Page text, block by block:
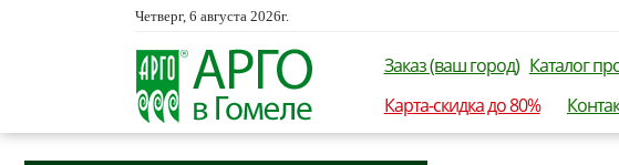
Четверг, 6 августа 2026г.
Заказ (ваш город) Каталог
Карта-скидка до 80%